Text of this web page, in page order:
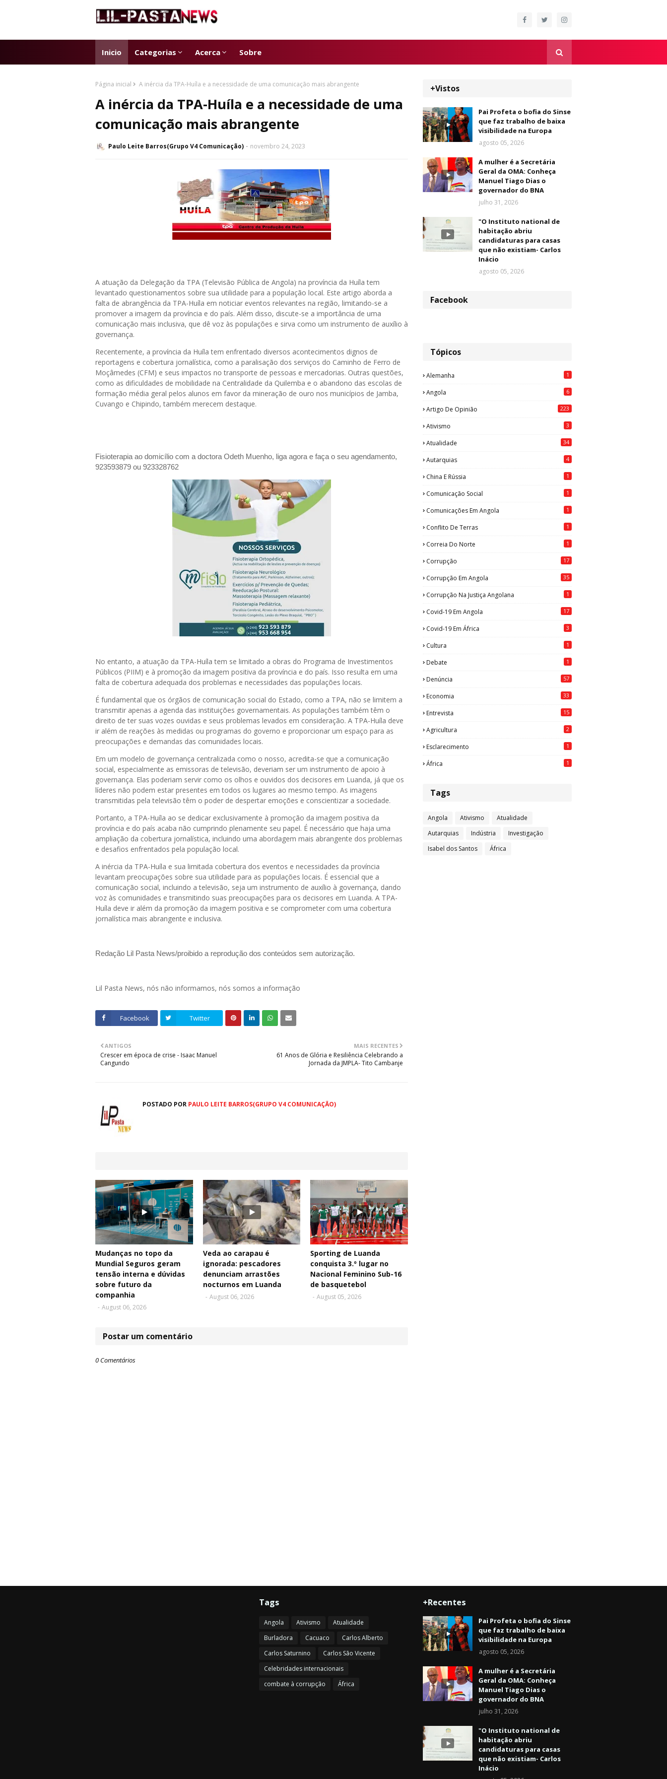
Inicio Categorias Acerca Sobre
Página inicial A inércia da TPA-Huíla e a necessidade de uma comunicação mais abrangente
A inércia da TPA-Huíla e a necessidade de uma
comunicação mais abrangente
Paulo Leite Barros(Grupo V4 Comunicação) novembro 24, 2023
A atuação da Delegação da TPA (Televisão Pública de Angola) na província da Huíla tem
levantado questionamentos sobre sua utilidade para a população local. Este artigo aborda a
falta de abrangência da TPA-Huíla em noticiar eventos relevantes na região, limitando-se a
promover a imagem da província e do país. Além disso, discute-se a importância de uma
comunicação mais inclusiva, que dê voz às populações e sirva como um instrumento de auxílio à
governança.
Recentemente, a província da Huíla tem enfrentado diversos acontecimentos dignos de
reportagens e cobertura jornalística, como a paralisação dos serviços do Caminho de Ferro de
Moçâmedes (CFM) e seus impactos no transporte de pessoas e mercadorias. Outras questões,
como as dificuldades de mobilidade na Centralidade da Quilemba e o abandono das escolas de
formação média geral pelos alunos em favor da mineração de ouro nos municípios de Jamba,
Cuvango e Chipindo, também merecem destaque.
Fisioterapia ao domicílio com a doctora Odeth Muenho, liga agora e faça o seu agendamento,
923593879 ou 923328762
No entanto, a atuação da TPA-Huíla tem se limitado a obras do Programa de Investimentos
Públicos (PIIM) e à promoção da imagem positiva da província e do país. Isso resulta em uma
falta de cobertura adequada dos problemas e necessidades das populações locais.
É fundamental que os órgãos de comunicação social do Estado, como a TPA, não se limitem a
transmitir apenas a agenda das instituições governamentais. As populações também têm o
direito de ter suas vozes ouvidas e seus problemas levados em consideração. A TPA-Huíla deve
ir além de reações às medidas ou programas do governo e proporcionar um espaço para as
preocupações e demandas das comunidades locais.
Em um modelo de governança centralizada como o nosso, acredita-se que a comunicação
social, especialmente as emissoras de televisão, deveriam ser um instrumento de apoio à
governança. Elas poderiam servir como os olhos e ouvidos dos decisores em Luanda, já que os
líderes não podem estar presentes em todos os lugares ao mesmo tempo. As imagens
transmitidas pela televisão têm o poder de despertar emoções e conscientizar a sociedade.
Portanto, a TPA-Huíla ao se dedicar exclusivamente à promoção da imagem positiva da
província e do país acaba não cumprindo plenamente seu papel. É necessário que haja uma
ampliação da cobertura jornalística, incluindo uma abordagem mais abrangente dos problemas
e desafios enfrentados pela população local.
A inércia da TPA-Huíla e sua limitada cobertura dos eventos e necessidades da província
levantam preocupações sobre sua utilidade para as populações locais. É essencial que a
comunicação social, incluindo a televisão, seja um instrumento de auxílio à governança, dando
voz às comunidades e transmitindo suas preocupações para os decisores em Luanda. A TPA-
Huíla deve ir além da promoção da imagem positiva e se comprometer com uma cobertura
jornalística mais abrangente e inclusiva.
Redação Lil Pasta News/proibido a reprodução dos conteúdos sem autorização.
Lil Pasta News, nós não informamos, nós somos a informação
Facebook Twitter
MAIS RECENTES
61 Anos de Glória e Resiliência Celebrando a
Jornada da JMPLA- Tito Cambanje
ANTIGOS
Crescer em época de crise - Isaac Manuel
Cangundo
POSTADO POR PAULO LEITE BARROS(GRUPO V4 COMUNICAÇÃO)
Mudanças no topo da
Mundial Seguros geram
tensão interna e dúvidas
sobre futuro da
companhia
- August 06, 2026
Veda ao carapau é
ignorada: pescadores
denunciam arrastões
nocturnos em Luanda
- August 06, 2026
Sporting de Luanda
conquista 3.º lugar no
Nacional Feminino Sub-16
de basquetebol
- August 05, 2026
Postar um comentário
0 Comentários
+Vistos
Pai Profeta o bofia do Sinse
que faz trabalho de baixa
visibilidade na Europa
agosto 05, 2026
A mulher é a Secretária
Geral da OMA: Conheça
Manuel Tiago Dias o
governador do BNA
julho 31, 2026
"O Instituto national de
habitação abriu
candidaturas para casas
que não existiam- Carlos
Inácio
agosto 05, 2026
Facebook
Tópicos
Alemanha 1
Angola 6
Artigo De Opinião 223
Ativismo 3
Atualidade 34
Autarquias 4
China E Rússia 1
Comunicação Social 1
Comunicações Em Angola 1
Conflito De Terras 1
Correia Do Norte 1
Corrupção 17
Corrupção Em Angola 35
Corrupção Na Justiça Angolana 1
Covid-19 Em Angola 17
Covid-19 Em África 3
Cultura 1
Debate 1
Denúncia 57
Economia 33
Entrevista 15
Agricultura 2
Esclarecimento 1
África 1
Tags
Angola Ativismo
Atualidade
Autarquias
Indústria
Investigação
Isabel dos Santos
África
Tags
Angola Ativismo
Atualidade
Burladora
Cacuaco
Carlos Alberto
Carlos Saturnino
Carlos São Vicente
Celebridades internacionais
combate à corrupção
África
+Recentes
Pai Profeta o bofia do Sinse
que faz trabalho de baixa
visibilidade na Europa
agosto 05, 2026
A mulher é a Secretária
Geral da OMA: Conheça
Manuel Tiago Dias o
governador do BNA
julho 31, 2026
"O Instituto national de
habitação abriu
candidaturas para casas
que não existiam- Carlos
Inácio